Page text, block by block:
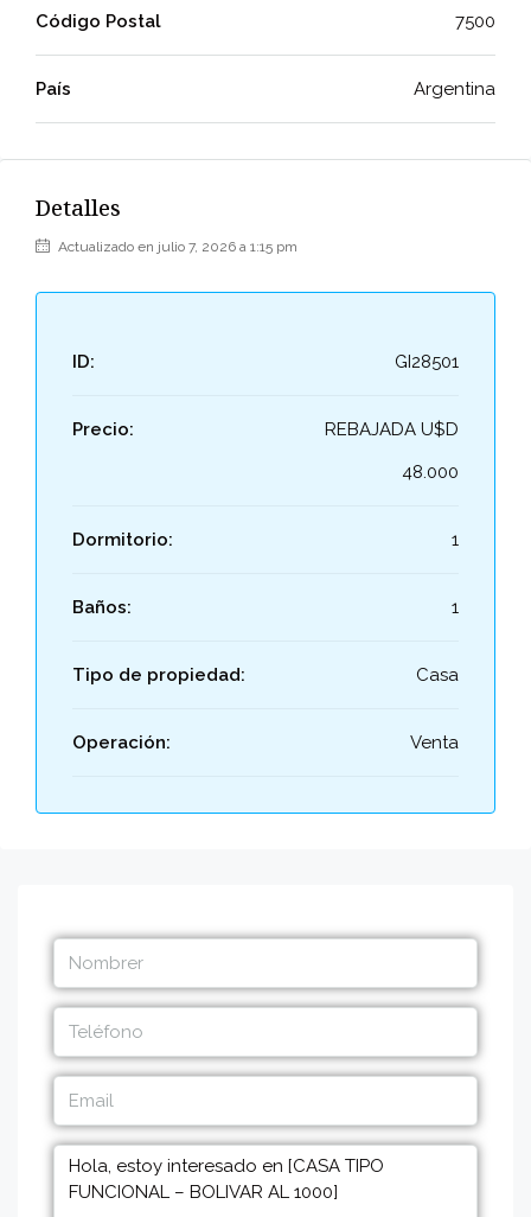
Código Postal 7500
País Argentina
Detalles
Actualizado en julio 7, 2026 a 1:15 pm
ID: GI28501
Precio:
REBAJADA U$D
48.000
Dormitorio: 1
Baños: 1
Tipo de propiedad: Casa
Operación: Venta